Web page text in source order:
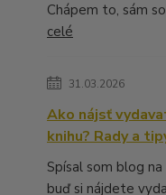
Chápem to, sám
celé
31.03.2026
Ako nájsť
knihu? Rady a
Spísal som blog
buď si nájdete